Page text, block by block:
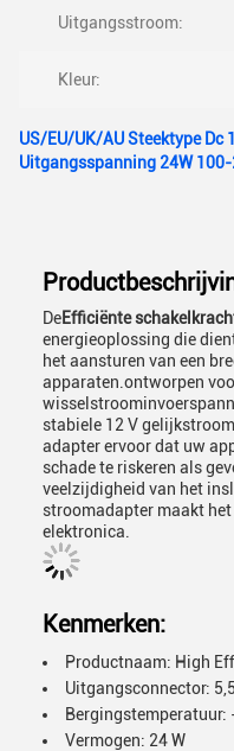
Uitgangsstroom:
Kleur:
US/EU/UK/AU Steektype Dc
Uitgangsspanning 24W
DeEfficiënte
energieoplossing die
het aansturen van een
apparaten.ontworpen
stabiele 12 V
adapter ervoor dat uw
schade te riskeren als
veelzijdigheid van het
stroomadapter maakt
elektronica.
Kenmerken:
Productnaam: High
Uitgangsconnector:
Bergingstemperatuur:
Vermogen: 24 W